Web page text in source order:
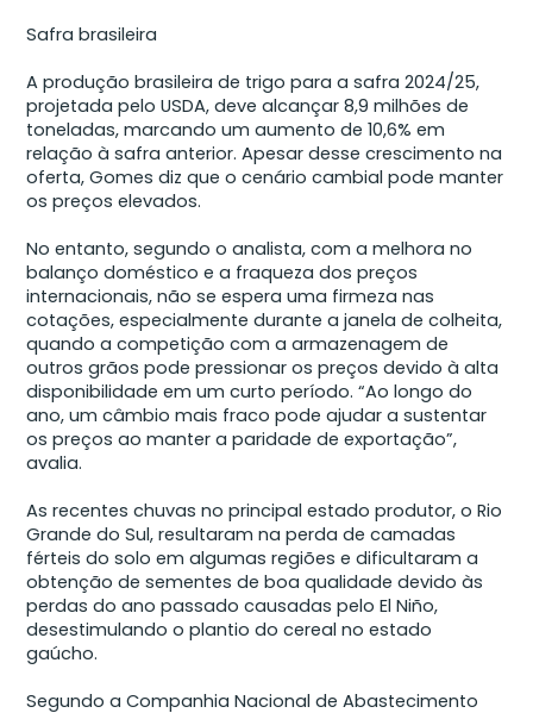
Safra brasileira
A produção brasileira de trigo para a safra 2024/25,
projetada pelo USDA, deve alcançar 8,9 milhões de
toneladas, marcando um aumento de 10,6% em
relação à safra anterior. Apesar desse crescimento na
oferta, Gomes diz que o cenário cambial pode manter
os preços elevados.
No entanto, segundo o analista, com a melhora no
balanço doméstico e a fraqueza dos preços
internacionais, não se espera uma firmeza nas
cotações, especialmente durante a janela de colheita,
quando a competição com a armazenagem de
outros grãos pode pressionar os preços devido à alta
disponibilidade em um curto período. “Ao longo do
ano, um câmbio mais fraco pode ajudar a sustentar
os preços ao manter a paridade de exportação”,
avalia.
As recentes chuvas no principal estado produtor, o Rio
Grande do Sul, resultaram na perda de camadas
férteis do solo em algumas regiões e dificultaram a
obtenção de sementes de boa qualidade devido às
perdas do ano passado causadas pelo El Niño,
desestimulando o plantio do cereal no estado
gaúcho.
Segundo a Companhia Nacional de Abastecimento